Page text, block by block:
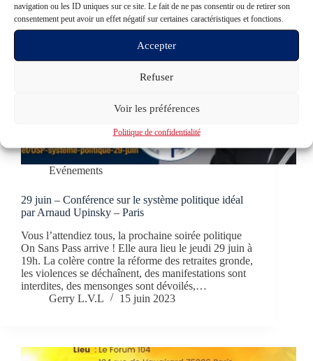
navigation ou les ID uniques sur ce site. Le fait de ne pas consentir ou de retirer son
consentement peut avoir un effet négatif sur certaines caractéristiques et fonctions.
Accepter
Refuser
Voir les préférences
Politique de confidentialité
Evénements
29 juin – Conférence sur le système politique idéal
par Arnaud Upinsky – Paris
Vous l’attendiez tous, la prochaine soirée politique
On Sans Pass arrive ! Elle aura lieu le jeudi 29 juin à
19h. La colère contre la réforme des retraites gronde,
les violences se déchaînent, des manifestations sont
interdites, des mensonges sont dévoilés,…
Gerry L.V.L
15 juin 2023